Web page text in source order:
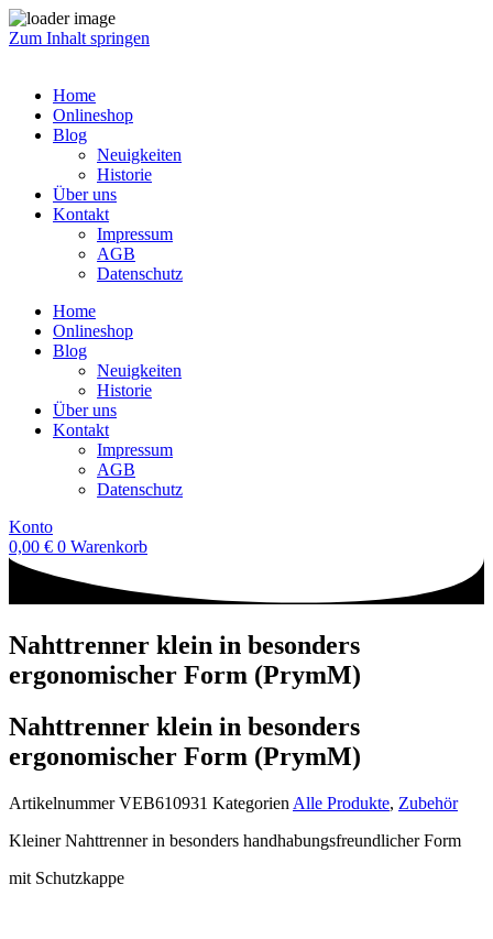
Zum Inhalt springen
Home
Onlineshop
Blog
Neuigkeiten
Historie
Über uns
Kontakt
Impressum
AGB
Datenschutz
Home
Onlineshop
Blog
Neuigkeiten
Historie
Über uns
Kontakt
Impressum
AGB
Datenschutz
Konto
0,00 € 0 Warenkorb
Nahttrenner klein in besonders
ergonomischer Form (PrymM)
Nahttrenner klein in besonders
ergonomischer Form (PrymM)
ArtikelnummerVEB610931 Kategorien Alle Produkte, Zubehör
Kleiner Nahttrenner in besonders handhabungsfreundlicher Form
mit Schutzkappe